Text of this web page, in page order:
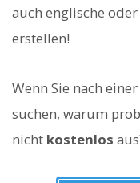
auch englische
erstellen!
Wenn Sie nach
suchen, warum
nicht kostenlos